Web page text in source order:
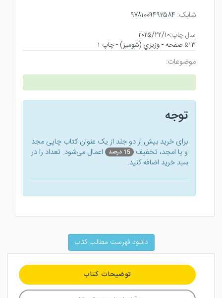
شابک: ۹۷۸۱۰۰۹۴۹۲۵۸۴
سال چاپ:۲۰۲۵/۲۲/۱۰
۵۱۳ صفحه - وزيري (شوميز) - چاپ ۱
موضوعات:
توجه
برای خرید بیش از دو جلد از یک عنوان کتاب‌ چاپی مجد
و یا امجد، تخفیف 15 درصد
اعمال می‌شود. تعداد را در
سبد خرید اضافه کنید.
دانلود فهرست مطالب کتاب
توضیحات کتاب